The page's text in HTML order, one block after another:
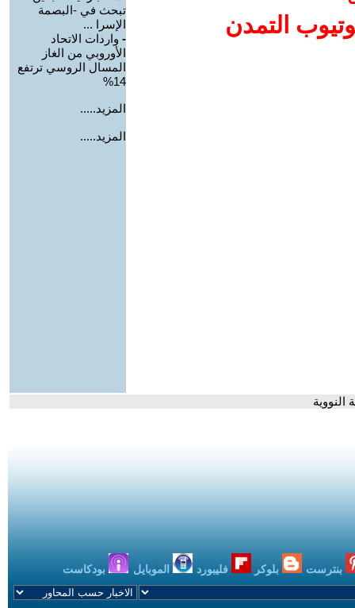
التمدن
تبحث في -البصمة
الإسرا ...
- واردات الاتحاد
الأوروبي من الغاز
المسال الروسي ترتفع
14%
المزيد.....
المزيد.....
بنترست بلوكر فليبورد الموبايل بودكاست